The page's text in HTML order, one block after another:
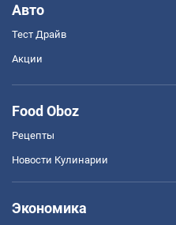
Авто
Тест Драйв
Акции
Food Oboz
Рецепты
Новости Кулинарии
Экономика